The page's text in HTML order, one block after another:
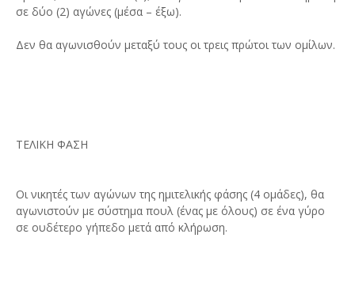
σε δύο (2) αγώνες (μέσα – έξω).
Δεν θα αγωνισθούν μεταξύ τους οι τρεις πρώτοι των ομίλων.
ΤΕΛΙΚΗ ΦΑΣΗ
Οι νικητές των αγώνων της ημιτελικής φάσης (4 ομάδες), θα
αγωνιστούν με σύστημα πουλ (ένας με όλους) σε ένα γύρο
σε ουδέτερο γήπεδο μετά από κλήρωση.